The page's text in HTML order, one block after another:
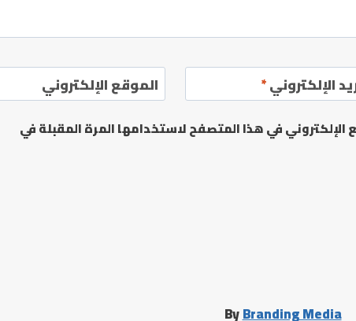
الإلكتروني* الموقع الإلكتروني
في هذا المتصفح لاستخدامها المرة المقبلة في
ByBranding Media